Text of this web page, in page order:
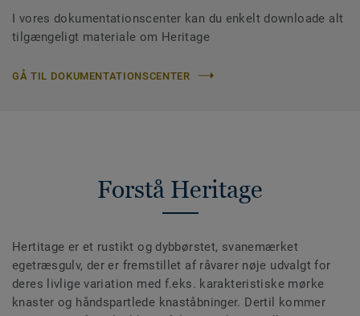
I vores dokumentationscenter kan du enkelt downloade alt
tilgængeligt materiale om Heritage
GÅ TIL DOKUMENTATIONSCENTER
Forstå Heritage
Hertitage er et rustikt og dybbørstet, svanemærket
egetræsgulv, der er fremstillet af råvarer nøje udvalgt for
deres livlige variation med f.eks. karakteristiske mørke
knaster og håndspartlede knaståbninger. Dertil kommer